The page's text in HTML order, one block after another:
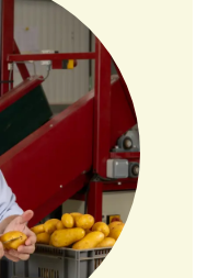
jaune beurre / 6,5
assez terne / 5
oblong / O
assez régulière / 6,5
assez élevée / 7
assez gros / 7